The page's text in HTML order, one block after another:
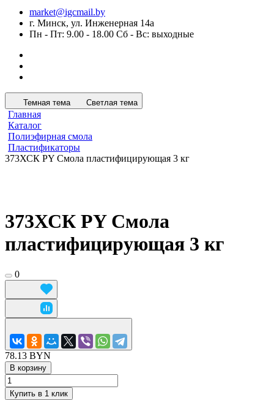
market@igcmail.by
г. Минск, ул. Инженерная 14а
Пн - Пт: 9.00 - 18.00 Сб - Вс: выходные
Темная тема Светлая тема
Главная
Каталог
Полиэфирная смола
Пластификаторы
373ХСК PY Смола пластифицирующая 3 кг
373ХСК PY Смола
пластифицирующая 3 кг
0
78.13 BYN
В корзину
Купить в 1 клик